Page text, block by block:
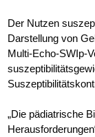
Der Nutzen
Darstellung von
Multi-Echo-SWIp-
„Die pädiatrische